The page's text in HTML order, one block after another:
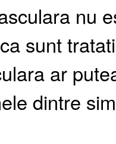
nu
sunt
ar
dintre